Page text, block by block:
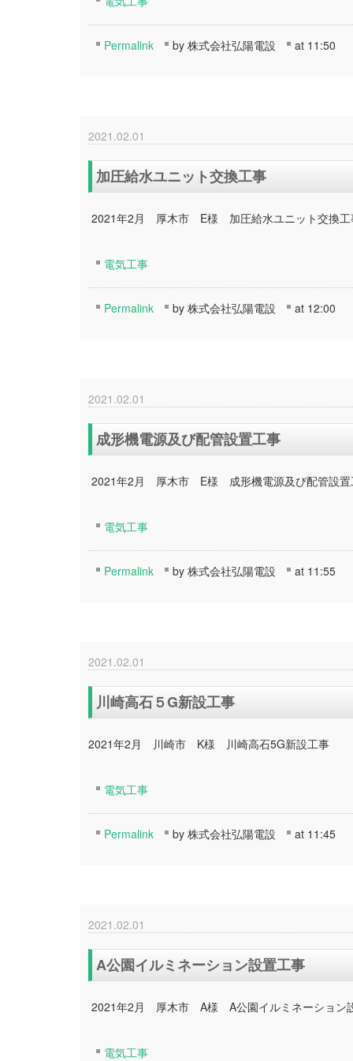
Permalink by 株式会社弘陽電設 at 11:50
2021.02.01
加圧給水ユニット交換工事
2021年2月 厚木市 E様 加圧給水ユニット交換工
電気工事
Permalink by 株式会社弘陽電設 at 12:00
2021.02.01
成形機電源及び配管設置工事
2021年2月 厚木市 E様 成形機電源及び配管設置
電気工事
Permalink by 株式会社弘陽電設 at 11:55
2021.02.01
川崎高石５G新設工事
2021年2月 川崎市 K様 川崎高石5G新設工事
電気工事
Permalink by 株式会社弘陽電設 at 11:45
2021.02.01
A公園イルミネーション設置工事
2021年2月 厚木市 A様 A公園イルミネーション
電気工事